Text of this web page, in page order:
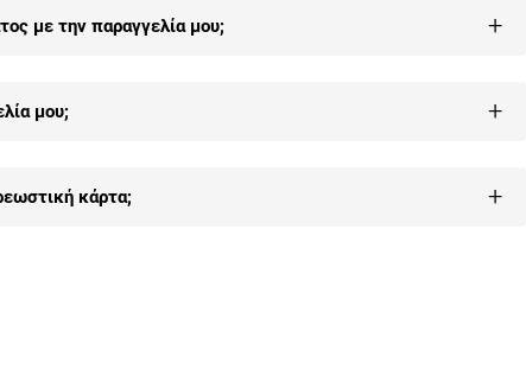
.
με την παραγγελία μου; +
μου; +
κάρτα; +